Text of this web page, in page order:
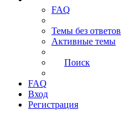
FAQ
Темы без ответов
Активные темы
Поиск
FAQ
Вход
Регистрация